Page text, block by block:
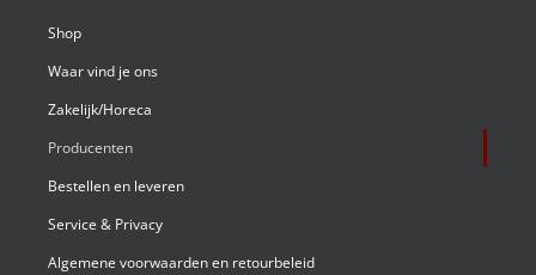
Shop
Waar vind je ons
Zakelijk/Horeca
Producenten
Bestellen en leveren
Service & Privacy
Algemene voorwaarden en retourbeleid